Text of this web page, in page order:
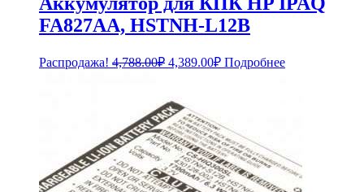
FA827AA, HSTNH-L12B
Распродажа! 4,788.00₽ Первоначальная
4,788.00₽.
4,389.00₽Текущая
цена:
Подробнее